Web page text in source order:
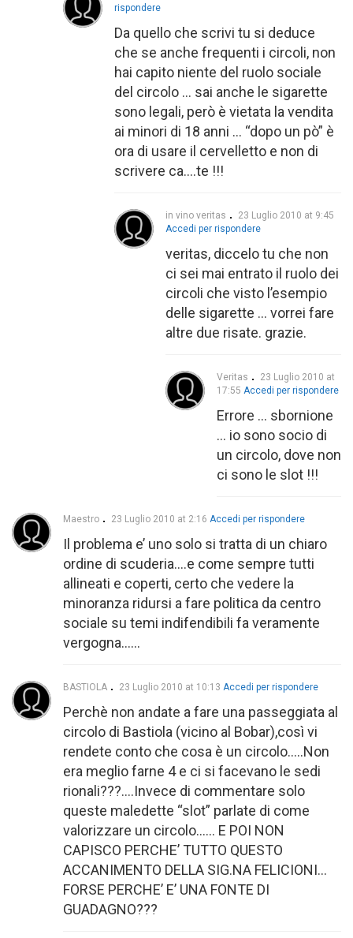
rispondere
Da quello che scrivi tu si deduce
che se anche frequenti i circoli, non
hai capito niente del ruolo sociale
del circolo … sai anche le sigarette
sono legali, però è vietata la vendita
ai minori di 18 anni … “dopo un pò” è
ora di usare il cervelletto e non di
scrivere ca….te !!!
in vino veritas
23 Luglio 2010 at 9:45
Accedi per rispondere
veritas, diccelo tu che non
ci sei mai entrato il ruolo dei
circoli che visto l’esempio
delle sigarette … vorrei fare
altre due risate. grazie.
Veritas
23 Luglio 2010 at
17:55 Accedi per rispondere
Errore … sbornione
… io sono socio di
un circolo, dove non
ci sono le slot !!!
Maestro 23 Luglio 2010 at 2:16 Accedi per rispondere
Il problema e’ uno solo si tratta di un chiaro
ordine di scuderia….e come sempre tutti
allineati e coperti, certo che vedere la
minoranza ridursi a fare politica da centro
sociale su temi indifendibili fa veramente
vergogna……
BASTIOLA 23 Luglio 2010 at 10:13 Accedi per rispondere
Perchè non andate a fare una passeggiata al
circolo di Bastiola (vicino al Bobar),così vi
rendete conto che cosa è un circolo…..Non
era meglio farne 4 e ci si facevano le sedi
rionali???….Invece di commentare solo
queste maledette “slot” parlate di come
valorizzare un circolo…… E POI NON
CAPISCO PERCHE’ TUTTO QUESTO
ACCANIMENTO DELLA SIG.NA FELICIONI…
FORSE PERCHE’ E’ UNA FONTE DI
GUADAGNO???